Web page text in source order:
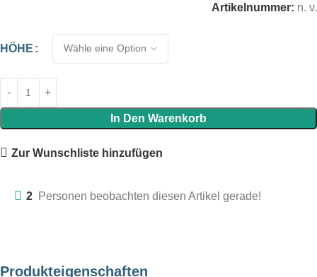
Artikelnummer: n. v.
HÖHE
In Den Warenkorb
Zur Wunschliste hinzufügen
2 Personen beobachten diesen Artikel gerade!
Produkteigenschaften